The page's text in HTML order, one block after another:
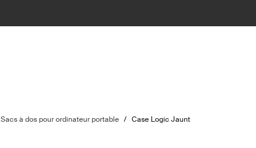
Sacs à dos pour ordinateur portable / Case Logic Jaunt